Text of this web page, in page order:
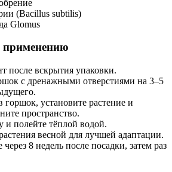
(Bacillus subtilis)
Glomus
применению
после вскрытия упаковки.
с дренажными отверстиями на 3–5
горшок, установите растение и
пространство.
и полейте тёплой водой.
весной для лучшей адаптации.
8 недель после посадки, затем раз